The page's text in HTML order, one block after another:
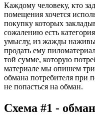
Каждому человеку, кто
помещения хочется
покупку которых
сожалению есть
умыслу, из жажды
продать ему
той сумме, которую
материале мы опишем
обмана потребителя при
не попасться на обман.
Схема #1 -